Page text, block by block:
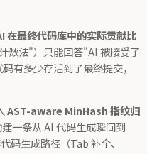
在最终代码库中的实际贡献比
数法"）只能回答"AI 被接受了
有多少存活到了最终提交，
AST-aware MinHash 指纹归
一条从 AI 代码生成瞬间到
码生成路径（Tab 补全、